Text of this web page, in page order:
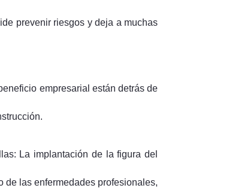
prevenir riesgos y deja a muchas
empresarial están detrás de
La implantación de la figura del
de las enfermedades profesionales,